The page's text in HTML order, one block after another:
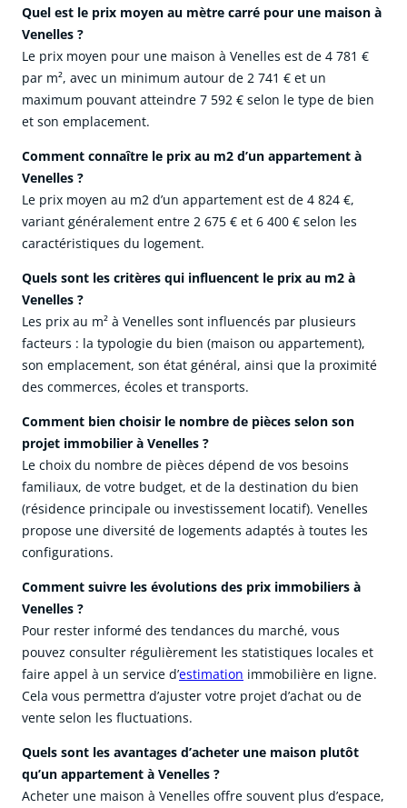
Quel est le prix moyen au mètre carré pour une maison à
Venelles ?
Le prix moyen pour une maison à Venelles est de 4 781 €
par m², avec un minimum autour de 2 741 € et un
maximum pouvant atteindre 7 592 € selon le type de bien
et son emplacement.
Comment connaître le prix au m2 d’un appartement à
Venelles ?
Le prix moyen au m2 d’un appartement est de 4 824 €,
variant généralement entre 2 675 € et 6 400 € selon les
caractéristiques du logement.
Quels sont les critères qui influencent le prix au m2 à
Venelles ?
Les prix au m² à Venelles sont influencés par plusieurs
facteurs : la typologie du bien (maison ou appartement),
son emplacement, son état général, ainsi que la proximité
des commerces, écoles et transports.
Comment bien choisir le nombre de pièces selon son
projet immobilier à Venelles ?
Le choix du nombre de pièces dépend de vos besoins
familiaux, de votre budget, et de la destination du bien
(résidence principale ou investissement locatif). Venelles
propose une diversité de logements adaptés à toutes les
configurations.
Comment suivre les évolutions des prix immobiliers à
Venelles ?
Pour rester informé des tendances du marché, vous
pouvez consulter régulièrement les statistiques locales et
faire appel à un service d’estimation immobilière en ligne.
Cela vous permettra d’ajuster votre projet d’achat ou de
vente selon les fluctuations.
Quels sont les avantages d’acheter une maison plutôt
qu’un appartement à Venelles ?
Acheter une maison à Venelles offre souvent plus d’espace,